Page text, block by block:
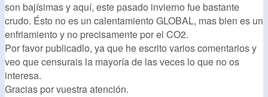
son bajísimas y aquí, este pasado invierno fue bastante
crudo. Ésto no es un calentamiento GLOBAL, mas bien es un
enfriamiento y no precisamente por el CO2.
Por favor publicadlo, ya que he escrito varios comentarios y
veo que censurais la mayoría de las veces lo que no os
interesa.
Gracias por vuestra atención.